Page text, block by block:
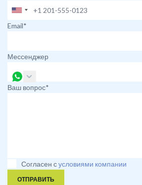
Email*
Мессенджер
Ваш вопрос*
Согласен сусловиями компании
ОТПРАВИТЬ